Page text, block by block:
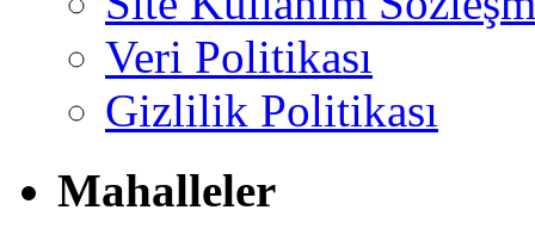
Veri Politikası
Gizlilik Politikası
Mahalleler